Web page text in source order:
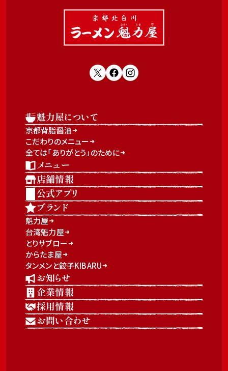
魁力屋について
京都背脂醤油
こだわりのメニュー
全ては「ありがとう」のために
メニュー
店舗情報
公式アプリ
ブランド
魁力屋
台湾魁力屋
とりサブロー
からたま屋
タンメンと餃子KIBARU
お知らせ
企業情報
採用情報
お問い合わせ